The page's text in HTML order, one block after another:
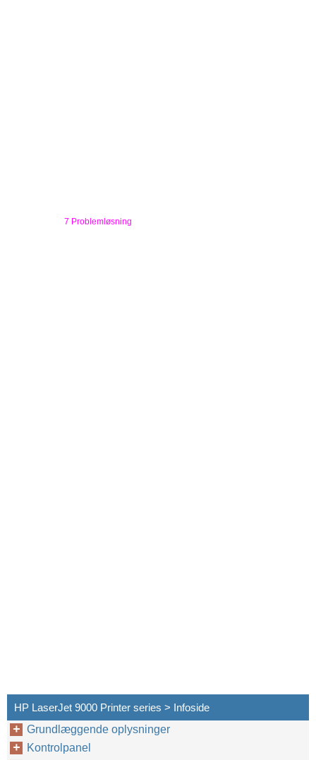
7 Problemløsning
HP LaserJet 9000 Printer series > Infoside
Grundlæggende oplysninger
Kontrolpanel